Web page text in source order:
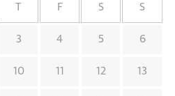
F S S
3 4 5 6
10 11 12 13